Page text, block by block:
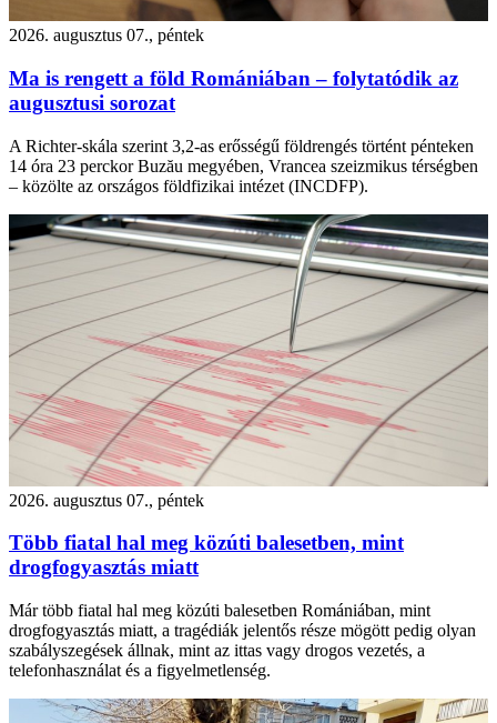
2026. augusztus 07., péntek
Ma is rengett a föld Romániában – folytatódik az
augusztusi sorozat
A Richter-skála szerint 3,2-as erősségű földrengés történt pénteken
14 óra 23 perckor Buzău megyében, Vrancea szeizmikus térségben
– közölte az országos földfizikai intézet (INCDFP).
2026. augusztus 07., péntek
Több fiatal hal meg közúti balesetben, mint
drogfogyasztás miatt
Már több fiatal hal meg közúti balesetben Romániában, mint
drogfogyasztás miatt, a tragédiák jelentős része mögött pedig olyan
szabályszegések állnak, mint az ittas vagy drogos vezetés, a
telefonhasználat és a figyelmetlenség.